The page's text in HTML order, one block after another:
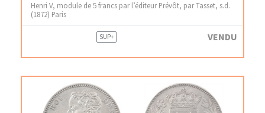
Henri V, module de 5 francs par l’éditeur Prévôt, par Tasset, s.d.
(1872) Paris
SUP+ VENDU